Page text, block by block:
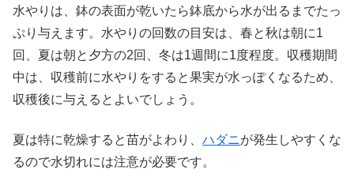
水やりは、鉢の表面が乾いたら鉢底から水が出るまでたっ
ぷり与えます。水やりの回数の目安は、春と秋は朝に1
回、夏は朝と夕方の2回、冬は1週間に1度程度。収穫期間
中は、収穫前に水やりをすると果実が水っぽくなるため、
収穫後に与えるとよいでしょう。
夏は特に乾燥すると苗がよわり、 ハダニが発生しやすくな
るので水切れには注意が必要です。